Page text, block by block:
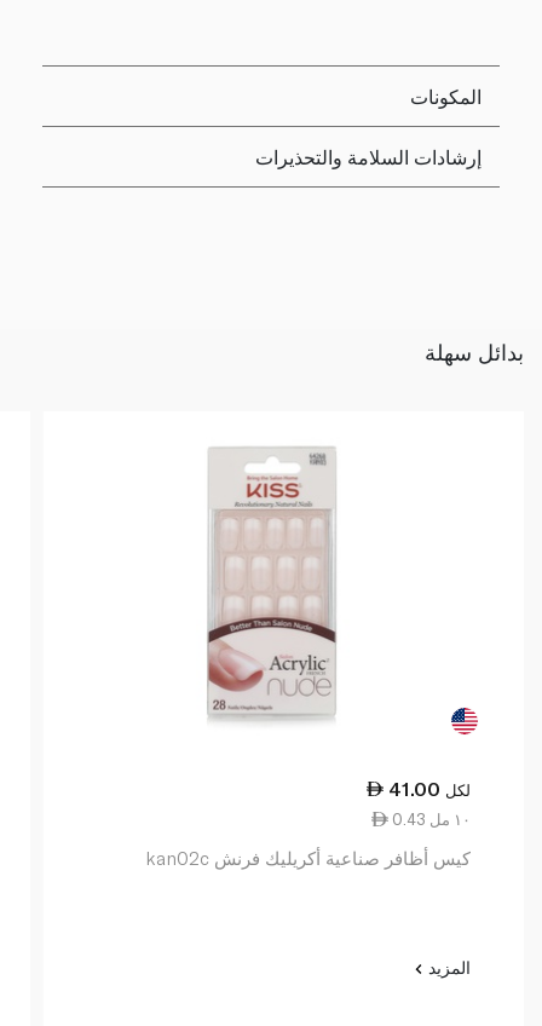
المكونات
إرشادات السلامة والتحذيرات
بدائل سهلة
41.00 لكل
0.43 ١٠ مل
كيس أظافر صناعية أكريليك فرنش kan02c
المزيد